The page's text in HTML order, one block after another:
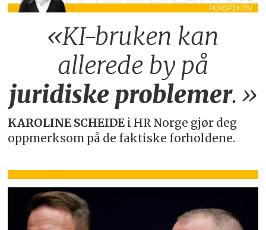
«KI-bruken kan
allerede by på
juridiske problemer.»
KAROLINE SCHEIDE i HR Norge gjør deg
oppmerksom på de faktiske forholdene.